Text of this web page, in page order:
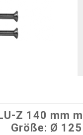
Z 140 mm
Größe: Ø